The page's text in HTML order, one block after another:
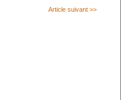
Article suivant >>